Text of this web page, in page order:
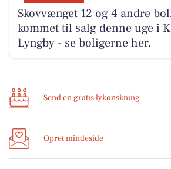
Skovvænget 12 og 4 andre
kommet til salg denne uge i
Lyngby - se boligerne her.
Send en gratis lykønskning
Opret mindeside